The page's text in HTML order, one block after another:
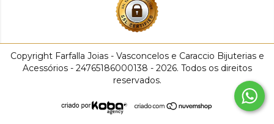
Copyright Farfalla Joias - Vasconcelos e Caraccio Bijuterias e
Acessórios - 24765186000138 - 2026. Todos os direitos
reservados.